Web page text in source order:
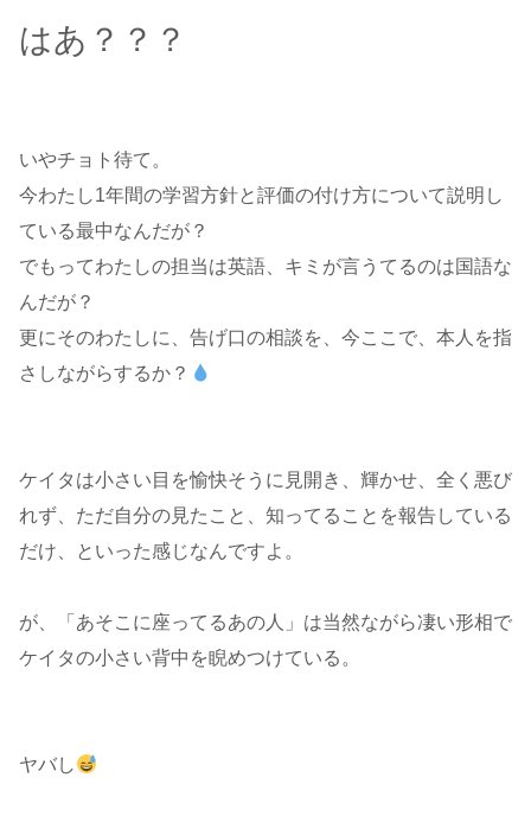
はあ？？？
いやチョト待て。
今わたし1年間の学習方針と評価の付け方について説明し
ている最中なんだが？
でもってわたしの担当は英語、キミが言うてるのは国語な
んだが？
更にそのわたしに、告げ口の相談を、今ここで、本人を指
さしながらするか？
ケイタは小さい目を愉快そうに見開き、輝かせ、全く悪び
れず、ただ自分の見たこと、知ってることを報告している
だけ、といった感じなんですよ。
が、「あそこに座ってるあの人」は当然ながら凄い形相で
ケイタの小さい背中を睨めつけている。
ヤバし